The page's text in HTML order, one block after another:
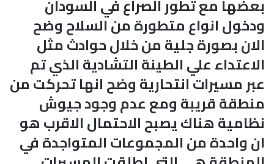
بعضها مع تطور الصراع في السودان
ودخول انواع متطورة من السلاح وضح
الان بصورة جلية من خلال حوادث مثل
الاعتداء علي الطينة التشادية الذي تم
عبر مسيرات انتحارية وضح انها تحركت من
منطقة قريبة ومع عدم وجود جيوش
نظامية هناك يصبح الاحتمال الاقرب هو
ان واحدة من المجموعات المتواجدة في